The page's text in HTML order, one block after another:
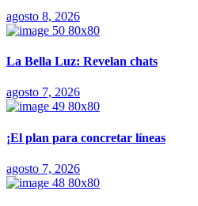
agosto 8, 2026
La Bella Luz: Revelan chats
agosto 7, 2026
¡El plan para concretar líneas
agosto 7, 2026